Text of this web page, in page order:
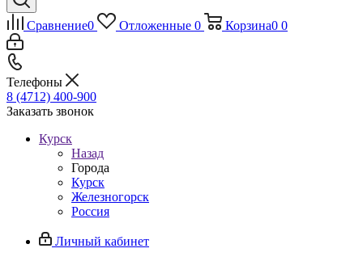
Сравнение0 Отложенные 0 Корзина0 0
Телефоны
8 (4712) 400-900
Заказать звонок
Курск
Назад
Города
Курск
Железногорск
Россия
Личный кабинет